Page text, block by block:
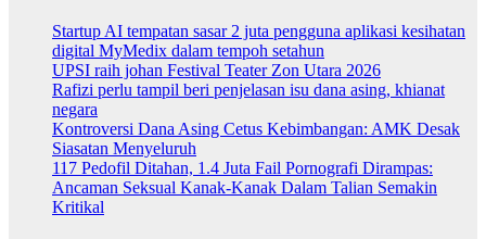
Startup AI tempatan sasar 2 juta pengguna aplikasi kesihatan
digital MyMedix dalam tempoh setahun
UPSI raih johan Festival Teater Zon Utara 2026
Rafizi perlu tampil beri penjelasan isu dana asing, khianat
negara
Kontroversi Dana Asing Cetus Kebimbangan: AMK Desak
Siasatan Menyeluruh
117 Pedofil Ditahan, 1.4 Juta Fail Pornografi Dirampas:
Ancaman Seksual Kanak-Kanak Dalam Talian Semakin
Kritikal